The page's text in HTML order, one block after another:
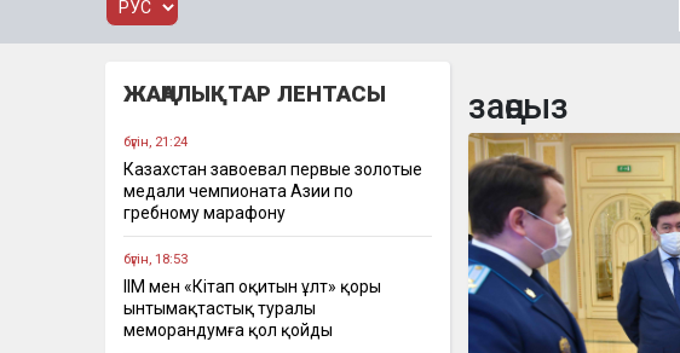
ЖАҢАЛЫҚТАР ЛЕНТАСЫ
бүгін, 21:24
Казахстан завоевал первые золотые
медали чемпионата Азии по
гребному марафону
бүгін, 18:53
ІІМ мен «Кітап оқитын ұлт» қоры
ынтымақтастық туралы
меморандумға қол қойды
заңсыз